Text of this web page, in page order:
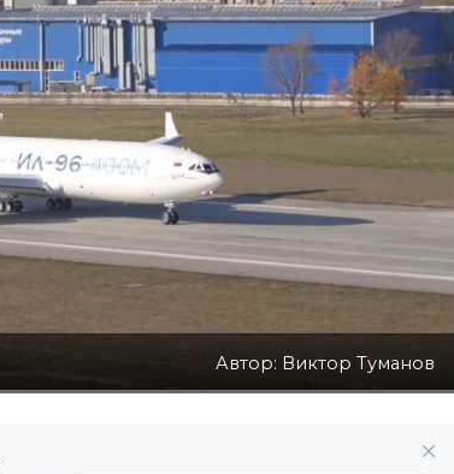
Автор: Виктор Туманов